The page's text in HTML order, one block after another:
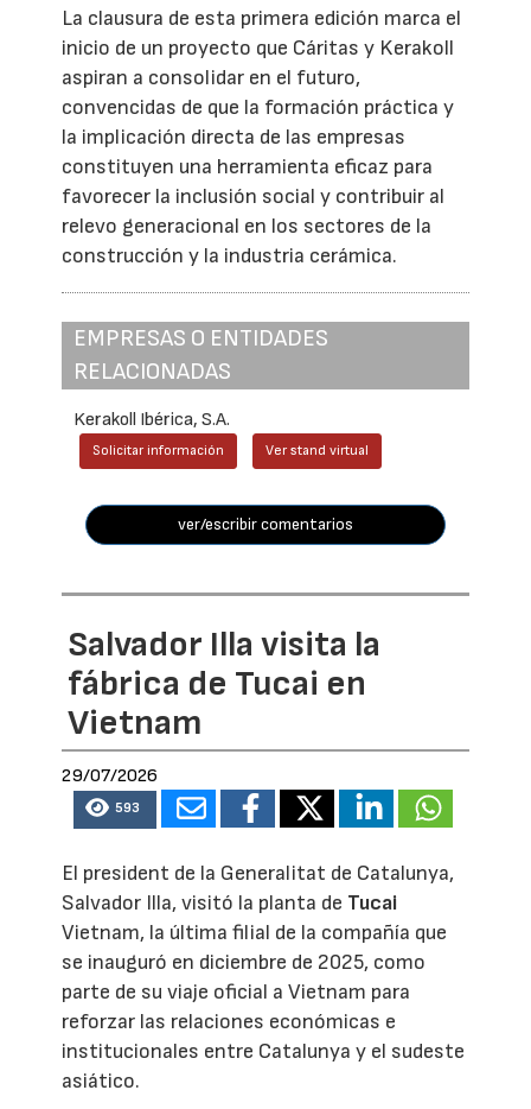
La clausura de esta primera edición marca el
inicio de un proyecto que Cáritas y Kerakoll
aspiran a consolidar en el futuro,
convencidas de que la formación práctica y
la implicación directa de las empresas
constituyen una herramienta eficaz para
favorecer la inclusión social y contribuir al
relevo generacional en los sectores de la
construcción y la industria cerámica.
EMPRESAS O ENTIDADES
RELACIONADAS
Kerakoll Ibérica, S.A.
Solicitar información Ver stand virtual
ver/escribir comentarios
Salvador Illa visita la
fábrica de Tucai en
Vietnam
29/07/2026
593
El president de la Generalitat de Catalunya,
Salvador Illa, visitó la planta de Tucai
Vietnam, la última filial de la compañía que
se inauguró en diciembre de 2025, como
parte de su viaje oficial a Vietnam para
reforzar las relaciones económicas e
institucionales entre Catalunya y el sudeste
asiático.